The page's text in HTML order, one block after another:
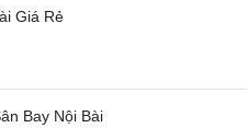
Giá Rẻ
Bay Nội Bài